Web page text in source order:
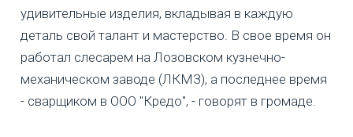
удивительные изделия, вкладывая в каждую
деталь свой талант и мастерство. В свое время он
работал слесарем на Лозовском кузнечно-
механическом заводе (ЛКМЗ), а последнее время
- сварщиком в ООО "Кредо", - говорят в громаде.